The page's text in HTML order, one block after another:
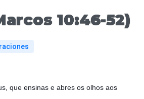
10:46-52)
que ensinas e abres os olhos aos